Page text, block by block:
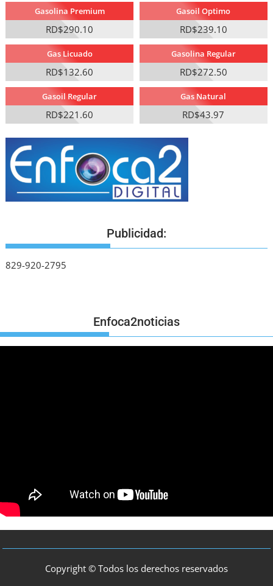
Gasolina Premium
RD$290.10
Gasoil Optimo
RD$239.10
Gas Licuado
RD$132.60
Gasolina Regular
RD$272.50
Gasoil Regular
RD$221.60
Gas Natural
RD$43.97
Publicidad:
829-920-2795
Enfoca2noticias
Copyright © Todos los derechos reservados